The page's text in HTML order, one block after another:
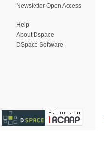
Newsletter Open Access
Help
About Dspace
DSpace Software